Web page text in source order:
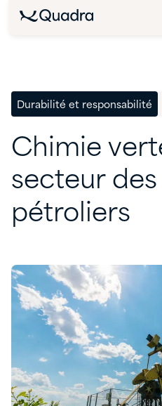
Durabilité et responsabilité
Chimie
secteur des
pétroliers